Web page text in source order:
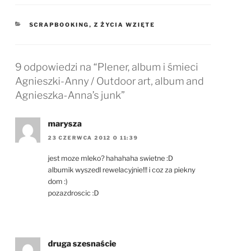
KATEGORIE
SCRAPBOOKING , Z ŻYCIA WZIĘTE
9 odpowiedzi na “Plener, album i śmieci
Agnieszki-Anny / Outdoor art, album and
Agnieszka-Anna’s junk”
marysza
23 CZERWCA 2012 O 11:39
jest moze mleko? hahahaha swietne :D
albumik wyszedl rewelacyjnie!!! i coz za piekny
dom :)
pozazdroscic :D
druga szesnaście